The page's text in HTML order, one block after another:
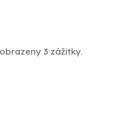
3 zážitky.